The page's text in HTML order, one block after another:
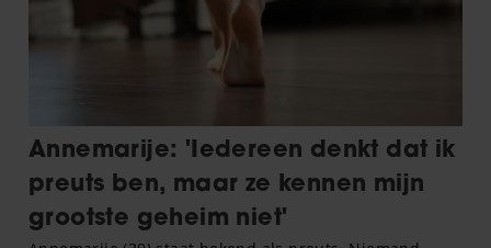
gaat akkoord met onze cookies als u onze website blijft